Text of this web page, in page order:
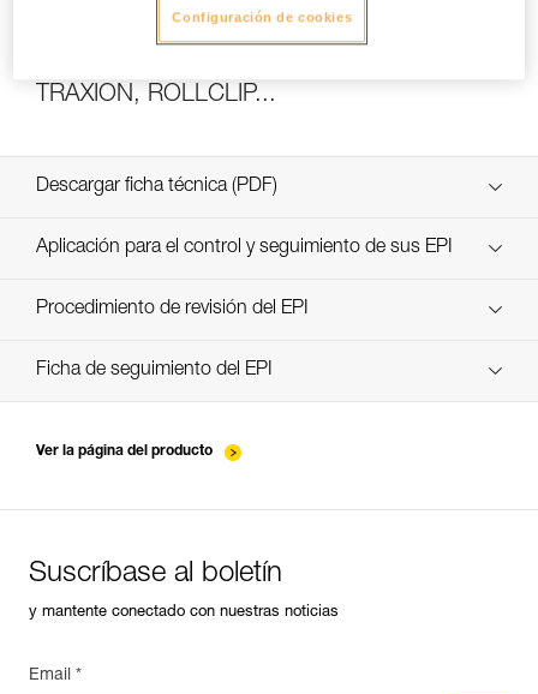
Ensayos de eficacia y rendimiento de
TRAXION, ROLLCLIP...
Descargar ficha técnica (PDF)
Technical Notice
Aplicación para el control y seguimiento de sus EPI
descubra ePPEcentre
Procedimiento de revisión del EPI
verif-EPI-poulies-procedure-ES
Ficha de seguimiento del EPI
Ver la página del producto
Suscríbase al boletín
y mantente conectado con nuestras noticias
Email *
Configuración de cookies